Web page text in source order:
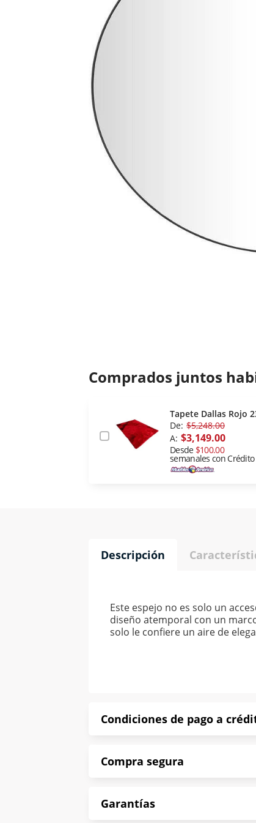
Comprados juntos
Tapete Dallas Rojo
De: $5,248.00
A: $3,149.00
Desde $100.00
semanales con Crédito
Descripción
Este espejo no es solo un
diseño atemporal con un
solo le confiere un aire de
Condiciones de pago a
Compra segura
Garantías